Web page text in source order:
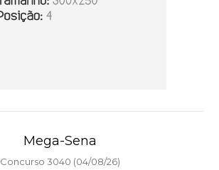
Mega-Sena
Concurso 3040 (04/08/26)